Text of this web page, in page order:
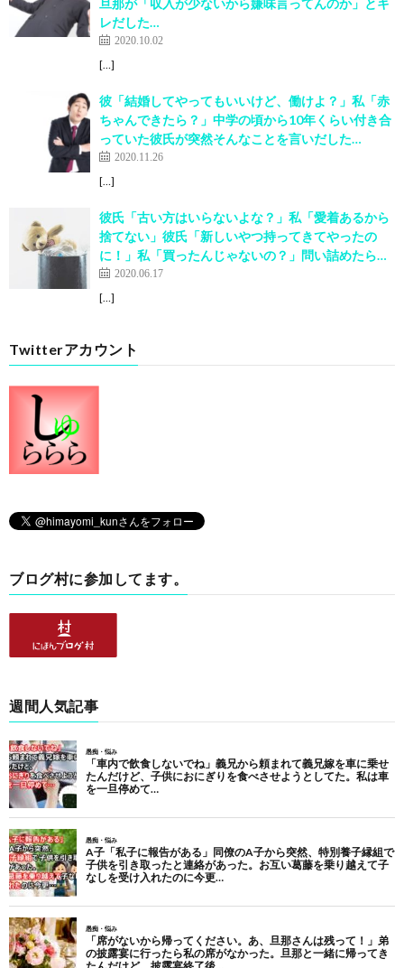
旦那が「収入が少ないから嫌味言ってんのか」とキ
レだした…
2020.10.02
[…]
彼「結婚してやってもいいけど、働けよ？」私「赤
ちゃんできたら？」中学の頃から10年くらい付き合
っていた彼氏が突然そんなことを言いだした…
2020.11.26
[…]
彼氏「古い方はいらないよな？」私「愛着あるから
捨てない」彼氏「新しいやつ持ってきてやったの
に！」私「買ったんじゃないの？」問い詰めたら…
2020.06.17
[…]
Twitterアカウント
ブログ村に参加してます。
週間人気記事